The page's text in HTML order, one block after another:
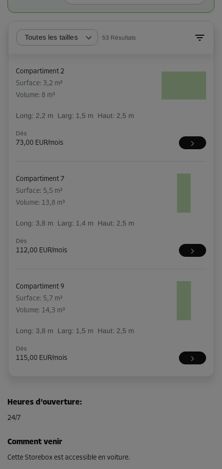
Toutes les tailles 53 Résultats
Compartiment 2
Surface: 3,2 m²
Volume: 8 m³
Long: 2,2 m Larg: 1,5 m Haut: 2,5 m
Dès
73,00 EUR/mois
Compartiment 7
Surface: 5,5 m²
Volume: 13,8 m³
Long: 3,8 m Larg: 1,4 m Haut: 2,5 m
Dès
112,00 EUR/mois
Compartiment 9
Surface: 5,7 m²
Volume: 14,3 m³
Long: 3,8 m Larg: 1,5 m Haut: 2,5 m
Dès
115,00 EUR/mois
Surface: 5,4 m²
Volume: 13,5 m³
Long:3,8m Larg:
Dès
Heures d'ouverture:
24/7
Comment venir
Cette Storebox est accessible en voiture.